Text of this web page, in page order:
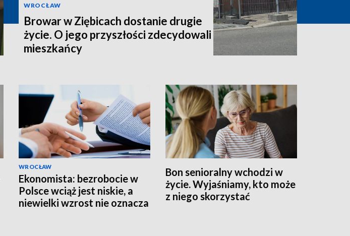
WROCŁAW
Browar w Ziębicach dostanie drugie
życie. O jego przyszłości zdecydowali
mieszkańcy
WROCŁAW
Ekonomista: bezrobocie w
Polsce wciąż jest niskie, a
niewielki wzrost nie oznacza
Bon senioralny wchodzi w
życie. Wyjaśniamy, kto może
z niego skorzystać